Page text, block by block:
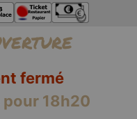
fermé
18h20